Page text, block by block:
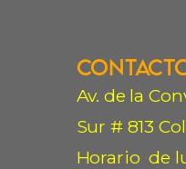
Av. de la
Sur # 813
Horario de